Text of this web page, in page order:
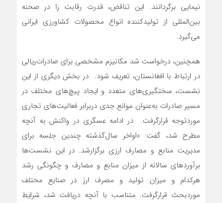
نیمایی برگردانند. این تناقض، قدرت رقابت را در صحنه
بین‌المللی از تولیدکننده انواع محصولات کشاورزی ایرانی
می‌گیرد.
همچنین، درخواست‌‌‌‌‌‌‌ شد مکانیزم مشخصی برای صادرات‌ریالی
در ارتباط با افغانستان، تعریف ‌‌‌‌‌‌‌شود. در بخش دیگری از این
نشست، سختگیری‌‌‌‌‌‌‌های متعدد و ایجاد پیچ‌‌‌‌‌‌‌های مختلف در
مسیر صادرات به‌عنوان موانع جدی در‌برابر فعالیت‌های تجاری
موردتوجه‌‌‌‌‌‌‌ قرارگرفت. در ادامه عسگری در واکنش به آنچه
مطرح‌‌‌‌‌‌‌ شد، گفت: «اواخر سال‌گذشته چندین جلسه برای
مدیریت منابع و مصارف ارزی برگزارشد. در این نشست‌‌‌‌‌‌‌ها
برآوردهای سالانه از میزان منابع و مصارف و چگونگی رشد
هرکدام و میزان تولید و مصرف ارز در صنایع مختلف
موردبحث قرارگرفت. متناسب با آنچه دریافت‌‌‌‌‌‌‌ شد، شرایط